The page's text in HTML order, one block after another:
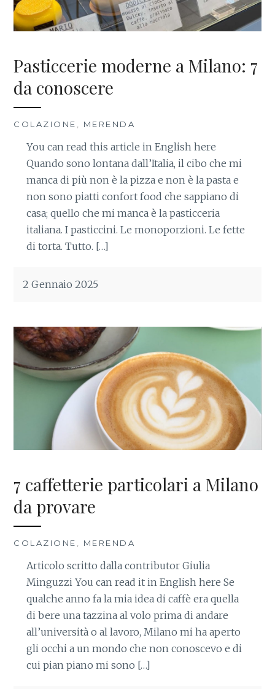
Pasticcerie moderne a Milano: 7
da conoscere
COLAZIONE MERENDA
You can read this article in English here
Quando sono lontana dall’Italia, il cibo che mi
manca di più non è la pizza e non è la pasta e
non sono piatti confort food che sappiano di
casa; quello che mi manca è la pasticceria
italiana. I pasticcini. Le monoporzioni. Le fette
di torta. Tutto. […]
2 Gennaio 2025
7 caffetterie particolari a Milano
da provare
COLAZIONE , MERENDA
Articolo scritto dalla contributor Giulia
Minguzzi You can read it in English here Se
qualche anno fa la mia idea di caffè era quella
di bere una tazzina al volo prima di andare
all’università o al lavoro, Milano mi ha aperto
gli occhi a un mondo che non conoscevo e di
cui pian piano mi sono […]